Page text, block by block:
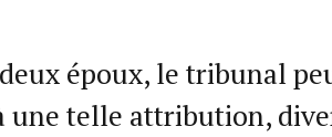
époux, le tribunal
une telle attribution,